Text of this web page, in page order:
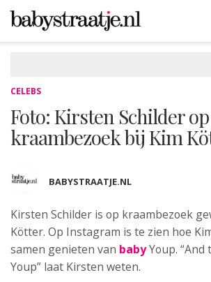
CELEBS
Foto: Kirsten Schilder op
kraambezoek bij Kim
BABYSTRAATJE.NL
Kirsten Schilder is op kraambezoek
Kötter. Op Instagram is te zien hoe
samen genieten van babyYoup. “And
Youp” laat Kirsten weten.